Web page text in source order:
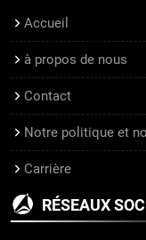
Accueil
à propos de nous
Contact
Notre politique et
Carrière
RÉSEAUX